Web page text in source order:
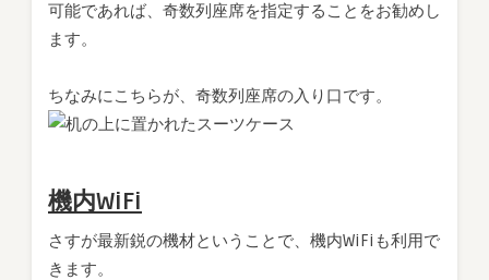
可能であれば、奇数列座席を指定することをお勧めし
ます。
ちなみにこちらが、奇数列座席の入り口です。
機内WiFi
さすが最新鋭の機材ということで、機内WiFiも利用で
きます。